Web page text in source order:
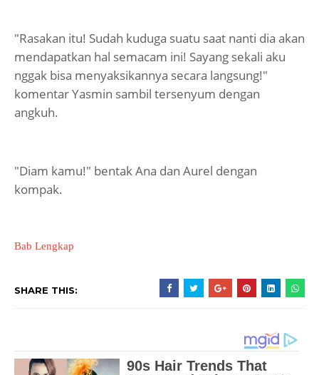
"Rasakan itu! Sudah kuduga suatu saat nanti dia akan
mendapatkan hal semacam ini! Sayang sekali aku
nggak bisa menyaksikannya secara langsung!"
komentar Yasmin sambil tersenyum dengan
angkuh.
"Diam kamu!" bentak Ana dan Aurel dengan
kompak.
Bab Lengkap
SHARE THIS: